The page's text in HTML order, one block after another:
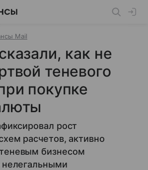
Mail
как не
теневого
покупке
рост
расчетов, активно
бизнесом